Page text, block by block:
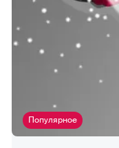
Популярное